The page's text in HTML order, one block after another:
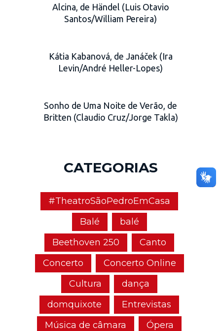
Alcina, de Händel (Luis Otavio
Santos/William Pereira)
Kátia Kabanová, de Janáček (Ira
Levin/André Heller-Lopes)
Sonho de Uma Noite de Verão, de
Britten (Claudio Cruz/Jorge Takla)
CATEGORIAS
#TheatroSãoPedroEmCasa
Balé
balé
Beethoven 250
Canto
Concerto
Concerto Online
Cultura
dança
domquixote
Entrevistas
Música de câmara
Ópera